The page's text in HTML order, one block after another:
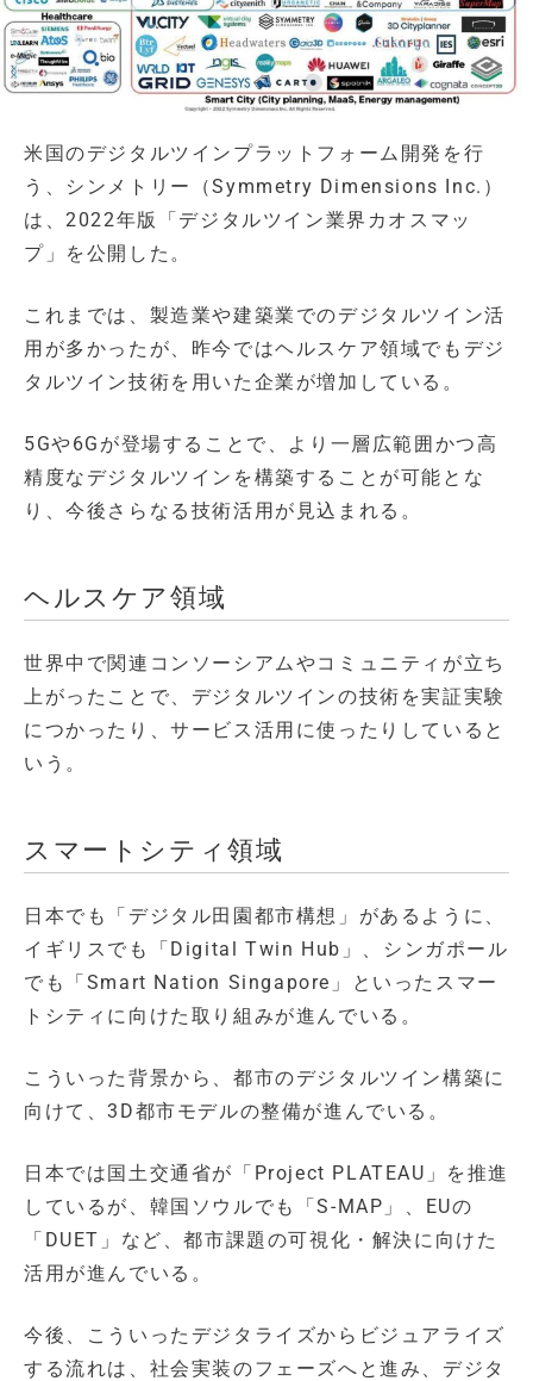
米国のデジタルツインプラットフォーム開発を行
う、シンメトリー（Symmetry Dimensions Inc.）
は、2022年版「デジタルツイン業界カオスマッ
プ」を公開した。
これまでは、製造業や建築業でのデジタルツイン活
用が多かったが、昨今ではヘルスケア領域でもデジ
タルツイン技術を用いた企業が増加している。
5Gや6Gが登場することで、より一層広範囲かつ高
精度なデジタルツインを構築することが可能とな
り、今後さらなる技術活用が見込まれる。
ヘルスケア領域
世界中で関連コンソーシアムやコミュニティが立ち
上がったことで、デジタルツインの技術を実証実験
につかったり、サービス活用に使ったりしていると
いう。
スマートシティ領域
日本でも「デジタル田園都市構想」があるように、
イギリスでも「Digital Twin Hub」、シンガポール
でも「Smart Nation Singapore」といったスマー
トシティに向けた取り組みが進んでいる。
こういった背景から、都市のデジタルツイン構築に
向けて、3D都市モデルの整備が進んでいる。
日本では国土交通省が「Project PLATEAU」を推進
しているが、韓国ソウルでも「S-MAP」、EUの
「DUET」など、都市課題の可視化・解決に向けた
活用が進んでいる。
今後、こういったデジタライズからビジュアライズ
する流れは、社会実装のフェーズへと進み、デジタ